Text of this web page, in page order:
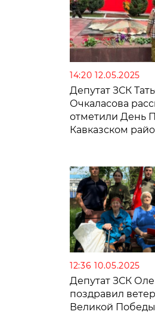
14:20 12.05.2025
Депутат ЗСК
Очкаласова
отметили День
Кавказском
12:36 10.05.2025
Депутат ЗСК
поздравил
Великой Победы